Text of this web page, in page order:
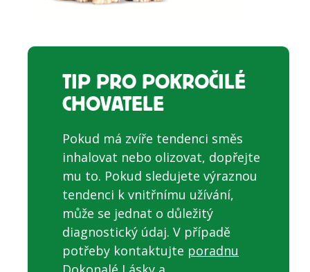
TIP PRO POKROČILÉ
CHOVATELE
Pokud má zvíře tendenci směs
inhalovat nebo olizovat, dopřejte
mu to. Pokud sledujete výraznou
tendenci k vnitřnímu užívání,
může se jednat o důležitý
diagnostický údaj. V případě
potřeby kontaktujte poradnu